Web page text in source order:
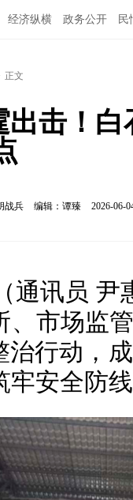
经济纵横 政务公开 民
正文
出击！
战兵 编辑：谭臻 2026-06-
通讯员 尹
、市场监
治行动，
牢安全防